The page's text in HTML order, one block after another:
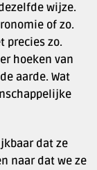
wijze.
of zo.
precies zo.
hoeken van
aarde. Wat
dat ze
naar dat we ze